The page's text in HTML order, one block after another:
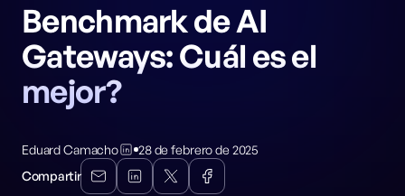
Benchmark de AI
Gateways: Cuál es el
mejor?
Eduard Camacho
28 de febrero de 2025
Compartir